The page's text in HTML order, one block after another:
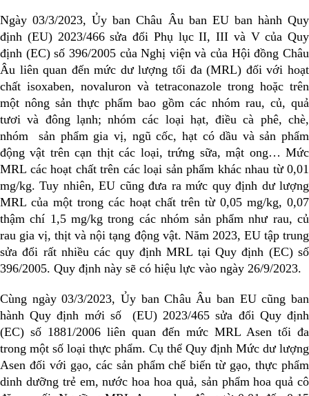
Ngày 03/3/2023, Ủy ban Châu Âu ban EU ban hành Quy
định (EU) 2023/466 sửa đổi Phụ lục II, III và V của Quy
định (EC) số 396/2005 của Nghị viện và của Hội đồng Châu
Âu liên quan đến mức dư lượng tối đa (MRL) đối với hoạt
chất isoxaben, novaluron và tetraconazole trong hoặc trên
một nông sản thực phẩm bao gồm các nhóm rau, củ, quả
tươi và đông lạnh; nhóm các loại hạt, điều cà phê, chè,
nhóm sản phẩm gia vị, ngũ cốc, hạt có dầu và sản phẩm
động vật trên cạn thịt các loại, trứng sữa, mật ong… Mức
MRL các hoạt chất trên các loại sản phẩm khác nhau từ 0,01
mg/kg. Tuy nhiên, EU cũng đưa ra mức quy định dư lượng
MRL của một trong các hoạt chất trên từ 0,05 mg/kg, 0,07
thậm chí 1,5 mg/kg trong các nhóm sản phẩm như rau, củ
rau gia vị, thịt và nội tạng động vật. Năm 2023, EU tập trung
sửa đổi rất nhiều các quy định MRL tại Quy định (EC) số
396/2005. Quy định này sẽ có hiệu lực vào ngày 26/9/2023.
Cùng ngày 03/3/2023, Ủy ban Châu Âu ban EU cũng ban
hành Quy định mới số (EU) 2023/465 sửa đổi Quy định
(EC) số 1881/2006 liên quan đến mức MRL Asen tối đa
trong một số loại thực phẩm. Cụ thể Quy định Mức dư lượng
Asen đối với gạo, các sản phẩm chế biến từ gạo, thực phẩm
dinh dưỡng trẻ em, nước hoa hoa quả, sản phẩm hoa quả cô